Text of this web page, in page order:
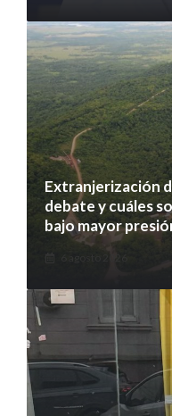
Extranjerización
debate y cuáles
bajo mayor